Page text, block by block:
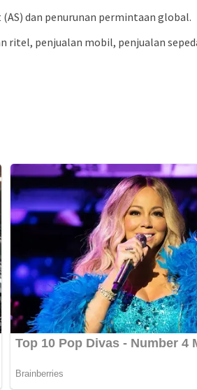
dan penurunan permintaan global.
ritel, penjualan mobil, penjualan